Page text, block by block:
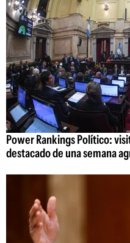
Power Rankings Político:
destacado de una semana